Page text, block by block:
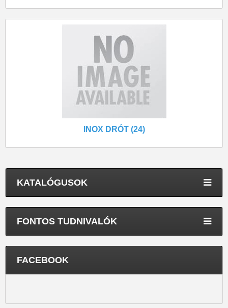
INOX DRÓT (24)
KATALÓGUSOK
FONTOS TUDNIVALÓK
FACEBOOK